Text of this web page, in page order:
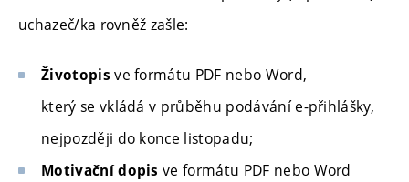
uchazeč/ka rovněž zašle:
Životopis ve formátu PDF nebo Word,
který se vkládá v průběhu podávání e-přihlášky,
nejpozději do konce listopadu;
Motivační dopisve formátu PDF nebo Word